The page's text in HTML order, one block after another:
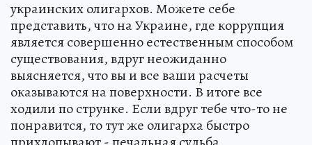
украинских олигархов. Можете себе
представить, что на Украине, где коррупция
является совершенно естественным способом
существования, вдруг неожиданно
выясняется, что вы и все ваши расчеты
оказываются на поверхности. В итоге все
ходили по струнке. Если вдруг тебе что-то не
понравится, то тут же олигарха быстро